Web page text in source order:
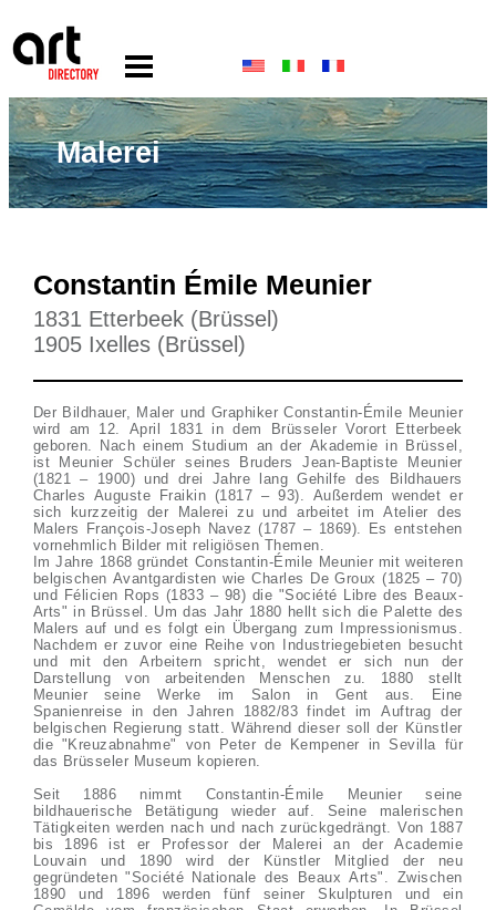
Malerei
Constantin Émile Meunier
1831 Etterbeek (Brüssel)
1905 Ixelles (Brüssel)
Der Bildhauer, Maler und Graphiker Constantin-Émile Meunier
wird am 12. April 1831 in dem Brüsseler Vorort Etterbeek
geboren. Nach einem Studium an der Akademie in Brüssel,
ist Meunier Schüler seines Bruders Jean-Baptiste Meunier
(1821 – 1900) und drei Jahre lang Gehilfe des Bildhauers
Charles Auguste Fraikin (1817 – 93). Außerdem wendet er
sich kurzzeitig der Malerei zu und arbeitet im Atelier des
Malers François-Joseph Navez (1787 – 1869). Es entstehen
vornehmlich Bilder mit religiösen Themen.
Im Jahre 1868 gründet Constantin-Émile Meunier mit weiteren
belgischen Avantgardisten wie Charles De Groux (1825 – 70)
und Félicien Rops (1833 – 98) die "Société Libre des Beaux-
Arts" in Brüssel. Um das Jahr 1880 hellt sich die Palette des
Malers auf und es folgt ein Übergang zum Impressionismus.
Nachdem er zuvor eine Reihe von Industriegebieten besucht
und mit den Arbeitern spricht, wendet er sich nun der
Darstellung von arbeitenden Menschen zu. 1880 stellt
Meunier seine Werke im Salon in Gent aus. Eine
Spanienreise in den Jahren 1882/83 findet im Auftrag der
belgischen Regierung statt. Während dieser soll der Künstler
die "Kreuzabnahme" von Peter de Kempener in Sevilla für
das Brüsseler Museum kopieren.
Seit 1886 nimmt Constantin-Émile Meunier seine
bildhauerische Betätigung wieder auf. Seine malerischen
Tätigkeiten werden nach und nach zurückgedrängt. Von 1887
bis 1896 ist er Professor der Malerei an der Academie
Louvain und 1890 wird der Künstler Mitglied der neu
gegründeten "Société Nationale des Beaux Arts". Zwischen
1890 und 1896 werden fünf seiner Skulpturen und ein